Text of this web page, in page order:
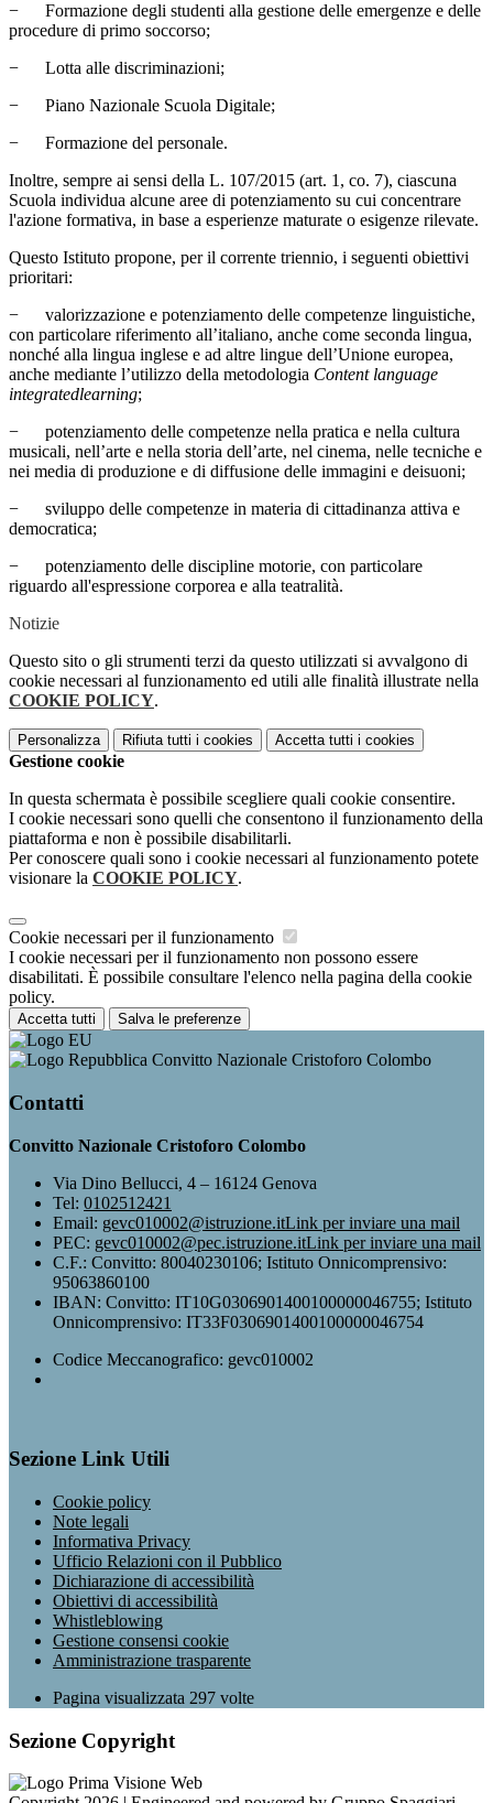
− Formazione degli studenti alla gestione delle emergenze e delle
procedure di primo soccorso;
− Lotta alle discriminazioni;
− Piano Nazionale Scuola Digitale;
− Formazione del personale.
Inoltre, sempre ai sensi della L. 107/2015 (art. 1, co. 7), ciascuna
Scuola individua alcune aree di potenziamento su cui concentrare
l'azione formativa, in base a esperienze maturate o esigenze rilevate.
Questo Istituto propone, per il corrente triennio, i seguenti obiettivi
prioritari:
− valorizzazione e potenziamento delle competenze linguistiche,
con particolare riferimento all’italiano, anche come seconda lingua,
nonché alla lingua inglese e ad altre lingue dell’Unione europea,
anche mediante l’utilizzo della metodologia Content language
integratedlearning;
− potenziamento delle competenze nella pratica e nella cultura
musicali, nell’arte e nella storia dell’arte, nel cinema, nelle tecniche e
nei media di produzione e di diffusione delle immagini e deisuoni;
− sviluppo delle competenze in materia di cittadinanza attiva e
democratica;
− potenziamento delle discipline motorie, con particolare
riguardo all'espressione corporea e alla teatralità.
Notizie
Questo sito o gli strumenti terzi da questo utilizzati si avvalgono di
cookie necessari al funzionamento ed utili alle finalità illustrate nella
COOKIE POLICY.
Personalizza Rifiuta tutti i cookies Accetta tutti i cookies
Gestione cookie
In questa schermata è possibile scegliere quali cookie consentire.
I cookie necessari sono quelli che consentono il funzionamento della
piattaforma e non è possibile disabilitarli.
Per conoscere quali sono i cookie necessari al funzionamento potete
visionare la COOKIE POLICY.
Cookie necessari per il funzionamento
I cookie necessari per il funzionamento non possono essere
disabilitati. È possibile consultare l'elenco nella pagina della cookie
policy.
Accetta tutti Salva le preferenze
Convitto Nazionale Cristoforo Colombo
Contatti
Convitto Nazionale Cristoforo Colombo
Via Dino Bellucci, 4 – 16124 Genova
Tel: 0102512421
Email: gevc010002@istruzione.itLink per inviare una mail
PEC: gevc010002@pec.istruzione.itLink per inviare una mail
C.F.: Convitto: 80040230106; Istituto Onnicomprensivo:
95063860100
IBAN: Convitto: IT10G0306901400100000046755; Istituto
Onnicomprensivo: IT33F0306901400100000046754
Codice Meccanografico: gevc010002
Sezione Link Utili
Cookie policy
Note legali
Informativa Privacy
Ufficio Relazioni con il Pubblico
Dichiarazione di accessibilità
Obiettivi di accessibilità
Whistleblowing
Gestione consensi cookie
Amministrazione trasparente
Pagina visualizzata 297 volte
Sezione Copyright